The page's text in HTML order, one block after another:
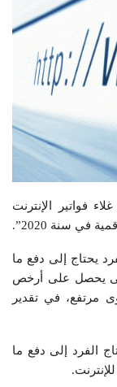
فواتير الإنترنت
سنة 2020”.
يحتاج إلى دفع ما
حتى يحصل على أرخص
مرتفع، في تقدير
الفرد إلى دفع ما